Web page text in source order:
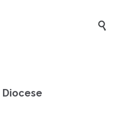

Diocese